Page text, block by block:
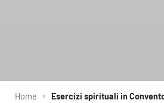
Home » Esercizi spirituali in